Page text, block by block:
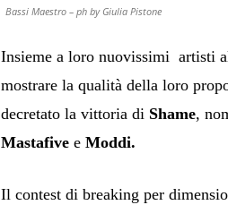
Bassi Maestro – ph by Giulia Pistone
Insieme a loro nuovissimi artisti
mostrare la qualità della loro
decretato la vittoria di Shame,
Mastafive eModdi.
Il contest di breaking per